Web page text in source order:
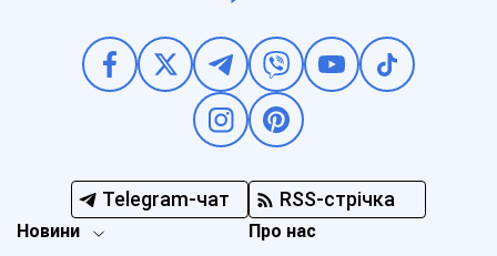
Telegram-чат RSS-стрічка
Новини Про нас